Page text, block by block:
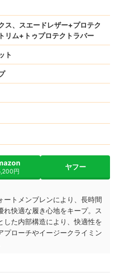
ス、スエードレザー+プロテク
リム+トゥプロテクトラバー
ト
円
ヤフー
ートメンブレンにより、長時間
快適な履き心地をキープ。ス
した内部構造により、快適性を
プローチやイージークライミン